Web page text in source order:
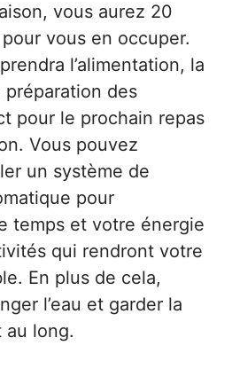
vous aurez 20
vous en occuper.
l’alimentation, la
des
pour le prochain repas
Vous pouvez
un système de
pour
temps et votre énergie
qui rendront votre
En plus de cela,
l’eau et garder la
au long.